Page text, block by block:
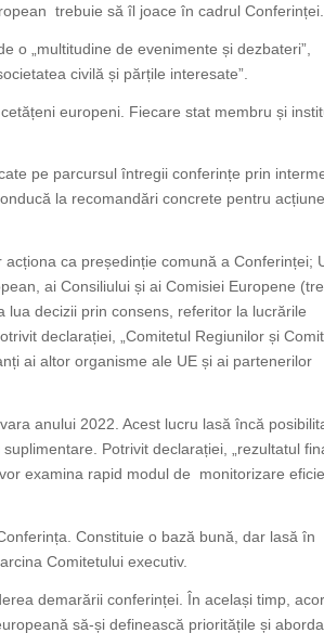
trebuie să îl joace în cadrul Conferinței.
o „multitudine de evenimente și dezbateri”,
civilă și părțile interesate”.
europeni. Fiecare stat membru și
pe parcursul întregii conferințe prin
la recomandări concrete pentru
ca președinție comună a Conferinței;
ai Consiliului și ai Comisiei Europene
decizii prin consens, referitor la lucrările
declarației, „Comitetul Regiunilor și
ai altor organisme ale UE și ai partenerilor
anului 2022. Acest lucru lasă încă
Potrivit declarației, „rezultatul
examina rapid modul de monitorizare
Constituie o bază bună, dar lasă în
Comitetului executiv.
demarării conferinței. În același timp,
să-și definească prioritățile și